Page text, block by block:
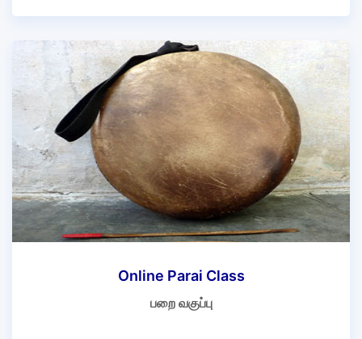
Online Parai Class
பறை வகுப்பு